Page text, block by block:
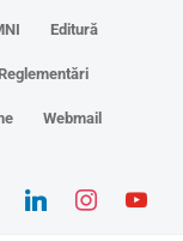
Editură
Webmail